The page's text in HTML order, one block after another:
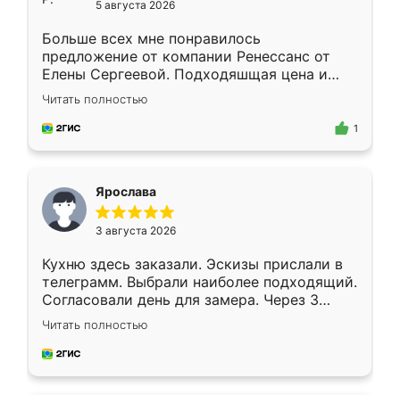
5 августа 2026
Больше всех мне понравилось
предложение от компании Ренессанс от
Елены Сергеевой. Подходяшщая цена и
короткие сроки изготовления. Приехавший
для замера сотрудник Владислав
предложил по моему эскизу самый
Читать полностью
1
Ярослава
3 августа 2026
Кухню здесь заказали. Эскизы прислали в
телеграмм. Выбрали наиболее подходящий.
Согласовали день для замера. Через 3
недели кухня была уже готова. Остались
довольны работой. Спасибо Ренессанс
мебель за качественную работу!
Читать полностью